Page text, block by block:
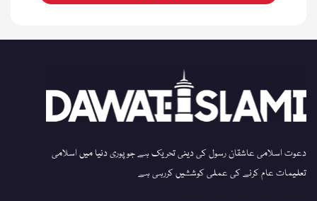
دعوت اسلامی عاشقان رسول کی دینی تحریک ہے جو پوری دنیا میں اسلامی
تعلیمات عام کرنے کی عملی کوششیں کررہی ہے